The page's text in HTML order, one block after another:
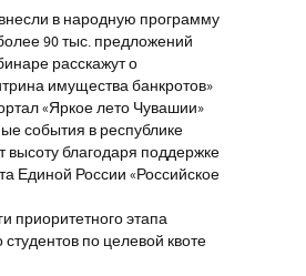
в народную программу
90 тыс. предложений
расскажут о
имущества банкротов»
«Яркое лето Чувашии»
события в республике
высоту благодаря поддержке
Единой России «Российское
приоритетного этапа
по целевой квоте